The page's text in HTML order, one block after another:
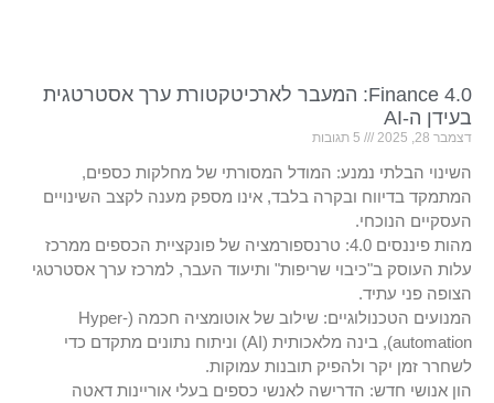
Finance 4.0: המעבר לארכיטקטורת ערך אסטרטגית
בעידן ה-AI
דצמבר 28, 2025
השינוי הבלתי נמנע: המודל המסורתי של מחלקות כספים,
המתמקד בדיווח ובקרה בלבד, אינו מספק מענה לקצב השינויים
העסקיים הנוכחי.
מהות פיננסים 4.0: טרנספורמציה של פונקציית הכספים ממרכז
עלות העוסק ב"כיבוי שריפות" ותיעוד העבר, למרכז ערך אסטרטגי
הצופה פני עתיד.
המנועים הטכנולוגיים: שילוב של אוטומציה חכמה (Hyper-
automation), בינה מלאכותית (AI) וניתוח נתונים מתקדם כדי
לשחרר זמן יקר ולהפיק תובנות עמוקות.
הון אנושי חדש: הדרישה לאנשי כספים בעלי אוריינות דאטה